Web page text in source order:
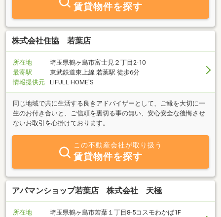
賃貸物件を探す
株式会社住協 若葉店
所在地
埼玉県鶴ヶ島市富士見２丁目2-10
最寄駅
東武鉄道東上線 若葉駅 徒歩6分
情報提供元
LIFULL HOME'S
同じ地域で共に生活する良きアドバイザーとして、ご縁を大切に一
生のお付き合いと、ご信頼を裏切る事の無い、安心安全な後悔させ
ないお取引を心掛けております。
この不動産会社が取り扱う
賃貸物件を探す
アパマンショップ若葉店 株式会社 天極
所在地
埼玉県鶴ヶ島市若葉１丁目8-5コスモわかば1F